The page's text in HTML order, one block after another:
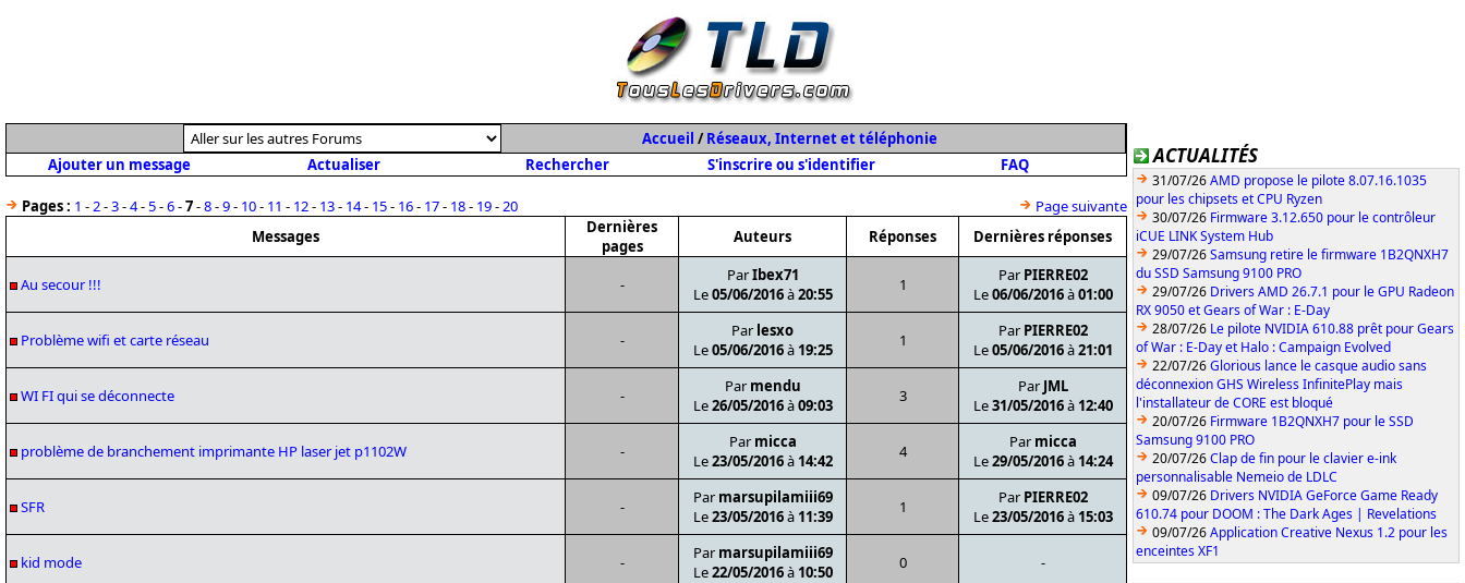
ACTUALITÉS
31/07/26AMD propose le pilote 8.07.16.1035
pour les chipsets et CPU Ryzen
30/07/26 Firmware 3.12.650 pour le contrôleur
iCUE LINK System Hub
29/07/26Samsung retire le firmware 1B2QNXH7
du SSD Samsung 9100 PRO
29/07/26 Drivers AMD 26.7.1 pour le GPU Radeon
RX 9050 et Gears of War : E-Day
28/07/26 Le pilote NVIDIA 610.88 prêt pour Gears
of War : E-Day et Halo : Campaign Evolved
22/07/26Glorious lance le casque audio sans
déconnexion GHS Wireless InfinitePlay mais
l'installateur de CORE est bloqué
20/07/26 Firmware 1B2QNXH7 pour le SSD
Samsung 9100 PRO
20/07/26Clap de fin pour le clavier e-ink
personnalisable Nemeio de LDLC
09/07/26 Drivers NVIDIA GeForce Game Ready
610.74 pour DOOM : The Dark Ages | Revelations
09/07/26Application Creative Nexus 1.2 pour les
enceintes XF1
Accueil /Réseaux, Internet et téléphonie
Ajouter un message
Actualiser Rechercher S'inscrire ou s'identifier FAQ
Pages : 1 -2-3-4-5-6-7-8-9- 10- 11 - 12- 13- 14- 15- 16- 17- 18- 19-20
Page suivante
Messages
Dernières
pages
Auteurs Réponses Dernières réponses
Au secour !!! - ParIbex71
Le05/06/2016à20:55 1 Par PIERRE02
Le06/06/2016à01:00
Problème wifi et carte réseau - Par lesxo
Le05/06/2016à 19:25 1 Par PIERRE02
Le05/06/2016à21:01
WI FI qui se déconnecte - Par mendu
Le26/05/2016à09:03 3 Par JML
Le31/05/2016à 12:40
problème de branchement imprimante HP laser jet p1102W - Par micca
Le23/05/2016à 14:42 4 Par micca
Le29/05/2016à 14:24
SFR - Par marsupilamiii69
Le23/05/2016à 11:39 1 Par PIERRE02
Le23/05/2016à 15:03
kid mode - Par marsupilamiii69
Le22/05/2016à 10:50 0 -